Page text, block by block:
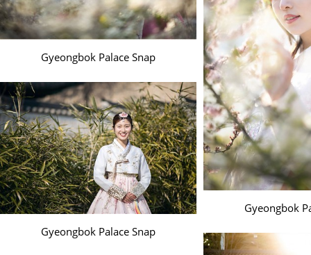
Gyeongbok Palace Snap
Gyeongbok
Gyeongbok Palace Snap